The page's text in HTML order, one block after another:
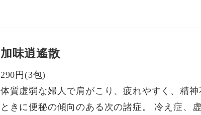
加味逍遙散
290円(3包)
体質虚弱な婦人で肩がこり、疲れやすく、精神
ときに便秘の傾向のある次の諸症。 冷え症、